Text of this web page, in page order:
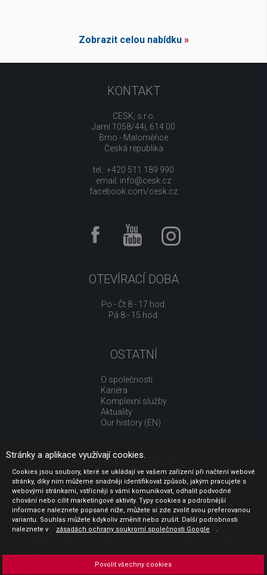
Zobrazit celou nabídku»
KONTAKT
CESK, s.r.o.
Jarní 1058/44i, 614 00
Brno - Maloměřice
Česká republika
tel.: +420 511 189 990
email: info@cesk.cz
facebook.com/cesk.cz
OTEVÍRACÍ DOBA
Po - Čt 8 - 17 hod.
Pá 8 - 15 hod.
OSTATNÍ
O společnosti
Kariéra
Komplexní služby
Aktuality
Our history (EN)
UŽITEČNÉ ODKAZY
Jak nakupovat
Obchodní podmínky
GDPR - ochrana osobních údajů
Profil zadavatele
Sdělení před uzavřením kupní smlouvy pro spotřebitele
Stránky a aplikace využívají cookies.
Cookies jsou soubory, které se ukládají ve vašem zařízení při načtení webové
stránky, díky nim můžeme snadněji identifikovat způsob, jakým pracujete s
webovými stránkami, vstřícněji s vámi komunikovat, odhalit podvodné
chování nebo cílit marketingové aktivity. Typy cookies a podrobnější
informace naleznete popsané níže, můžete si zde zvolit svou preferovanou
variantu. Souhlas můžete kdykoliv změnit nebo zrušit. Další podrobnosti
naleznete v
zásadách ochrany soukromí společnosti Google .
Povolit všechny cookies